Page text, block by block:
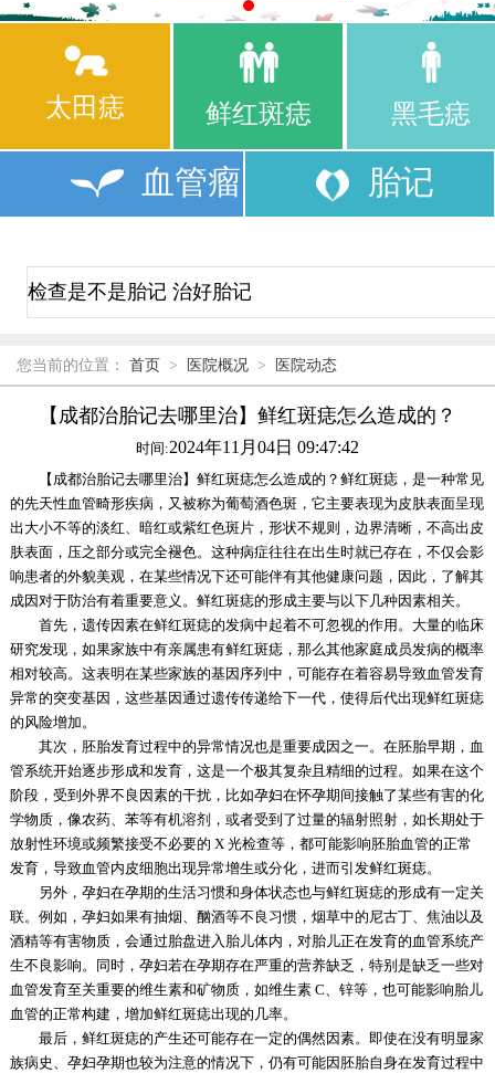
太田痣 鲜红斑痣 黑毛痣
血管瘤 胎记
您当前的位置： 首页 > 医院概况 > 医院动态
【成都治胎记去哪里治】鲜红斑痣怎么造成的？
时间:2024年11月04日 09:47:42
【成都治胎记去哪里治】鲜红斑痣怎么造成的？鲜红斑痣，是一种常见
的先天性血管畸形疾病，又被称为葡萄酒色斑，它主要表现为皮肤表面呈现
出大小不等的淡红、暗红或紫红色斑片，形状不规则，边界清晰，不高出皮
肤表面，压之部分或完全褪色。这种病症往往在出生时就已存在，不仅会影
响患者的外貌美观，在某些情况下还可能伴有其他健康问题，因此，了解其
成因对于防治有着重要意义。鲜红斑痣的形成主要与以下几种因素相关。
首先，遗传因素在鲜红斑痣的发病中起着不可忽视的作用。大量的临床
研究发现，如果家族中有亲属患有鲜红斑痣，那么其他家庭成员发病的概率
相对较高。这表明在某些家族的基因序列中，可能存在着容易导致血管发育
异常的突变基因，这些基因通过遗传传递给下一代，使得后代出现鲜红斑痣
的风险增加。
其次，胚胎发育过程中的异常情况也是重要成因之一。在胚胎早期，血
管系统开始逐步形成和发育，这是一个极其复杂且精细的过程。如果在这个
阶段，受到外界不良因素的干扰，比如孕妇在怀孕期间接触了某些有害的化
学物质，像农药、苯等有机溶剂，或者受到了过量的辐射照射，如长期处于
放射性环境或频繁接受不必要的 X 光检查等，都可能影响胚胎血管的正常
发育，导致血管内皮细胞出现异常增生或分化，进而引发鲜红斑痣。
另外，孕妇在孕期的生活习惯和身体状态也与鲜红斑痣的形成有一定关
联。例如，孕妇如果有抽烟、酗酒等不良习惯，烟草中的尼古丁、焦油以及
酒精等有害物质，会通过胎盘进入胎儿体内，对胎儿正在发育的血管系统产
生不良影响。同时，孕妇若在孕期存在严重的营养缺乏，特别是缺乏一些对
血管发育至关重要的维生素和矿物质，如维生素 C、锌等，也可能影响胎儿
血管的正常构建，增加鲜红斑痣出现的几率。
最后，鲜红斑痣的产生还可能存在一定的偶然因素。即使在没有明显家
族病史、孕妇孕期也较为注意的情况下，仍有可能因胚胎自身在发育过程中